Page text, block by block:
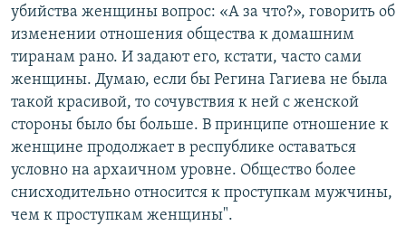
убийства женщины вопрос: «А за что?», говорить об
изменении отношения общества к домашним
тиранам рано. И задают его, кстати, часто сами
женщины. Думаю, если бы Регина Гагиева не была
такой красивой, то сочувствия к ней с женской
стороны было бы больше. В принципе отношение к
женщине продолжает в республике оставаться
условно на архаичном уровне. Общество более
снисходительно относится к проступкам мужчины,
чем к проступкам женщины".